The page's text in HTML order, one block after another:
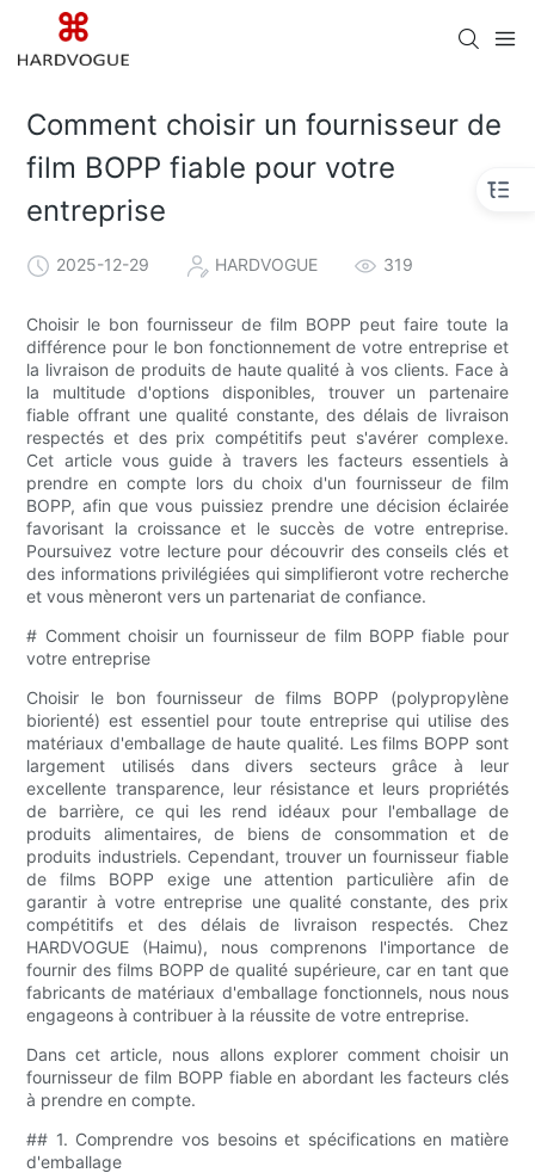
Comment choisir un fournisseur de
film BOPP fiable pour votre
entreprise
2025-12-29 HARDVOGUE 319
Choisir le bon fournisseur de film BOPP peut faire toute la
différence pour le bon fonctionnement de votre entreprise et
la livraison de produits de haute qualité à vos clients. Face à
la multitude d'options disponibles, trouver un partenaire
fiable offrant une qualité constante, des délais de livraison
respectés et des prix compétitifs peut s'avérer complexe.
Cet article vous guide à travers les facteurs essentiels à
prendre en compte lors du choix d'un fournisseur de film
BOPP, afin que vous puissiez prendre une décision éclairée
favorisant la croissance et le succès de votre entreprise.
Poursuivez votre lecture pour découvrir des conseils clés et
des informations privilégiées qui simplifieront votre recherche
et vous mèneront vers un partenariat de confiance.
# Comment choisir un fournisseur de film BOPP fiable pour
votre entreprise
Choisir le bon fournisseur de films BOPP (polypropylène
biorienté) est essentiel pour toute entreprise qui utilise des
matériaux d'emballage de haute qualité. Les films BOPP sont
largement utilisés dans divers secteurs grâce à leur
excellente transparence, leur résistance et leurs propriétés
de barrière, ce qui les rend idéaux pour l'emballage de
produits alimentaires, de biens de consommation et de
produits industriels. Cependant, trouver un fournisseur fiable
de films BOPP exige une attention particulière afin de
garantir à votre entreprise une qualité constante, des prix
compétitifs et des délais de livraison respectés. Chez
HARDVOGUE (Haimu), nous comprenons l'importance de
fournir des films BOPP de qualité supérieure, car en tant que
fabricants de matériaux d'emballage fonctionnels, nous nous
engageons à contribuer à la réussite de votre entreprise.
Dans cet article, nous allons explorer comment choisir un
fournisseur de film BOPP fiable en abordant les facteurs clés
à prendre en compte.
## 1. Comprendre vos besoins et spécifications en matière
d'emballage